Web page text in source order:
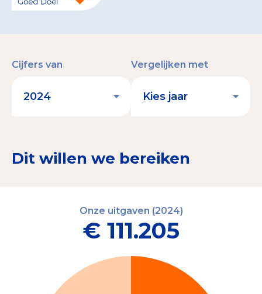
Dit willen we bereiken
Cijfers van Vergelijken met
Onze uitgaven (2024)
€ 111.205